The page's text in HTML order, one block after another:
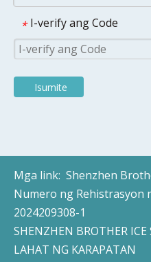
* I-verify ang Code
Isumite
Mga link: Shenzhen
Numero ng Rehistrasyon
2024209308-1
SHENZHEN BROTHER
LAHAT NG KARAPATAN